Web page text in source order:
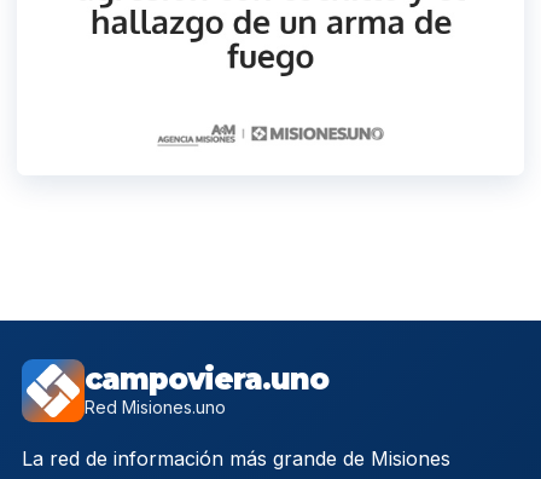
campoviera.uno
Red Misiones.uno
La red de información más grande de Misiones